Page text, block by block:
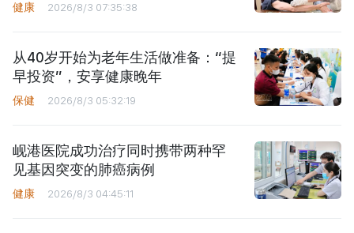
健康 2026/8/3 07:35:38
从40岁开始为老年生活做准备：“提
早投资”，安享健康晚年
保健 2026/8/3 05:32:19
岘港医院成功治疗同时携带两种罕
见基因突变的肺癌病例
健康 2026/8/3 04:45:11